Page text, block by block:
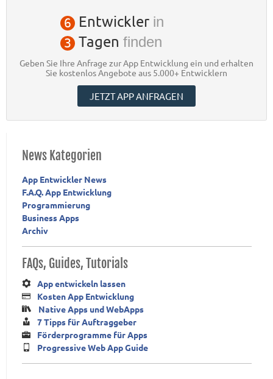
6 Entwickler in
3 Tagen finden
Geben Sie Ihre Anfrage zur App Entwicklung ein und erhalten
Sie kostenlos Angebote aus 5.000+ Entwicklern
JETZT APP ANFRAGEN
News Kategorien
App Entwickler News
F.A.Q. App Entwicklung
Programmierung
Business Apps
Archiv
FAQs, Guides, Tutorials
App entwickeln lassen
Kosten App Entwicklung
Native Apps und WebApps
7 Tipps für Auftraggeber
Förderprogramme für Apps
Progressive Web App Guide